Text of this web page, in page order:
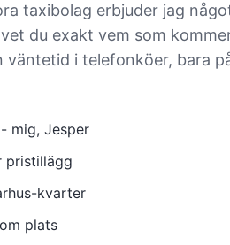
taxibolag erbjuder jag
du exakt vem som
väntetid i telefonköer, bara
mig, Jesper
pristillägg
kvarter
plats